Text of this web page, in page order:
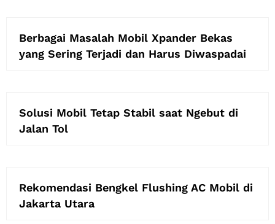
Berbagai Masalah Mobil Xpander Bekas
yang Sering Terjadi dan Harus Diwaspadai
Solusi Mobil Tetap Stabil saat Ngebut di
Jalan Tol
Rekomendasi Bengkel Flushing AC Mobil di
Jakarta Utara